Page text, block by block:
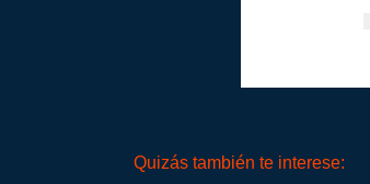
Quizás también te interese: